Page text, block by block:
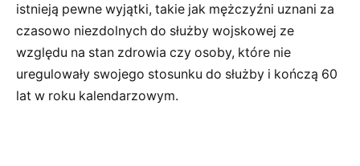
istnieją pewne wyjątki, takie jak mężczyźni uznani za
czasowo niezdolnych do służby wojskowej ze
względu na stan zdrowia czy osoby, które nie
uregulowały swojego stosunku do służby i kończą 60
lat w roku kalendarzowym.